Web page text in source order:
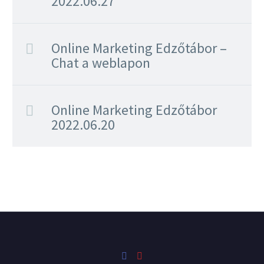
értek hozzá?
Vállalkozás indítása:
vagyok az internethez?
Online Marketing Edzőtábor –
Chat a weblapon
Online Marketing Edzőtábor
2022.06.20